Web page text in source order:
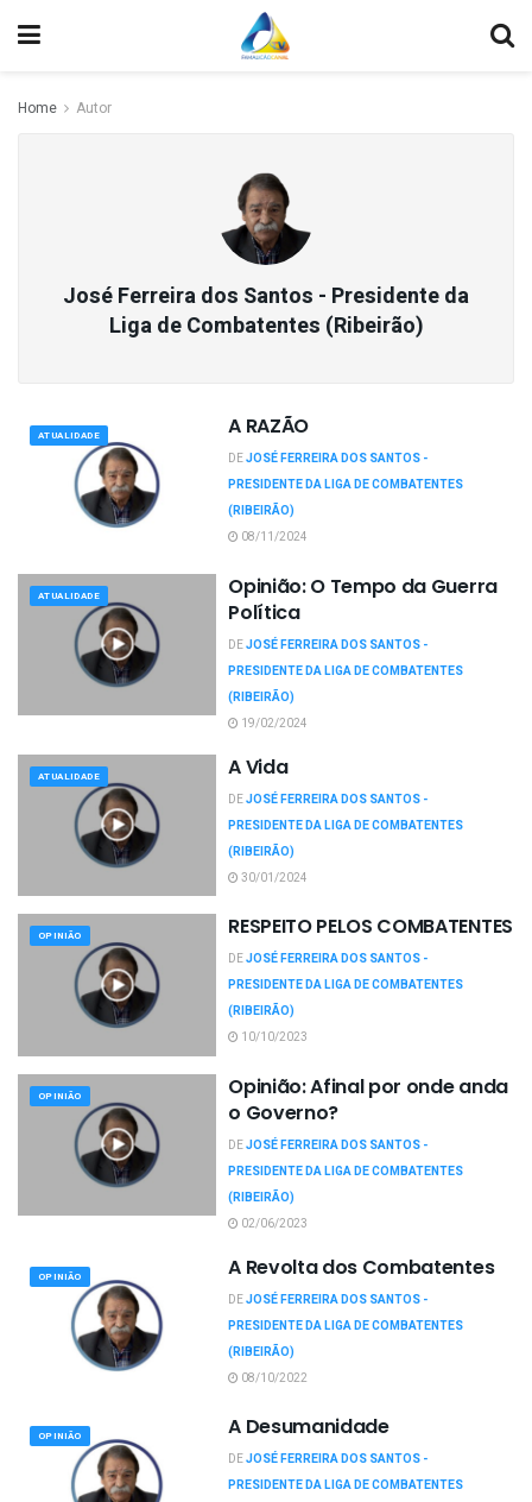
Home Autor
José Ferreira dos Santos - Presidente da
Liga de Combatentes (Ribeirão)
ATUALIDADE A RAZÃO
DEJOSÉ FERREIRA DOS SANTOS -
PRESIDENTE DA LIGA DE COMBATENTES
(RIBEIRÃO)
08/11/2024
ATUALIDADE
Opinião: O Tempo da Guerra
Política
DEJOSÉ FERREIRA DOS SANTOS -
PRESIDENTE DA LIGA DE COMBATENTES
(RIBEIRÃO)
19/02/2024
ATUALIDADE A Vida
DEJOSÉ FERREIRA DOS SANTOS -
PRESIDENTE DA LIGA DE COMBATENTES
(RIBEIRÃO)
30/01/2024
OPINIÃO RESPEITO PELOS COMBATENTES
DEJOSÉ FERREIRA DOS SANTOS -
PRESIDENTE DA LIGA DE COMBATENTES
(RIBEIRÃO)
10/10/2023
OPINIÃO
Opinião: Afinal por onde anda
o Governo?
DEJOSÉ FERREIRA DOS SANTOS -
PRESIDENTE DA LIGA DE COMBATENTES
(RIBEIRÃO)
02/06/2023
OPINIÃO A Revolta dos Combatentes
DEJOSÉ FERREIRA DOS SANTOS -
PRESIDENTE DA LIGA DE COMBATENTES
(RIBEIRÃO)
08/10/2022
OPINIÃO A Desumanidade
DEJOSÉ FERREIRA DOS SANTOS -
PRESIDENTE DA LIGA DE COMBATENTES